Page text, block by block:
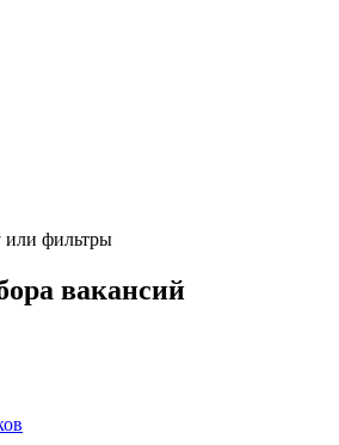
или фильтры
вакансий